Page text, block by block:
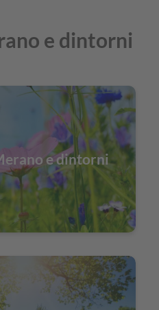
e dintorni
e dintorni